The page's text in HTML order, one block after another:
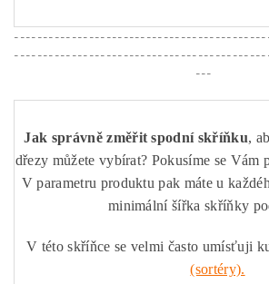
---
Jak správně změřit spodní skříňku,
dřezy můžete vybírat? Pokusíme se Vám
V parametru produktu pak máte u
minimální šířka skříňky
V této skříňce se velmi často umísťuji
(sortéry).